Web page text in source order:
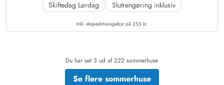
Skiftedag Lørdag Slutrengøring inklusiv
Inkl. ekspeditionsgebyr på 255 kr.
Du har set 3 ud af 222 sommerhuse
Se flere sommerhuse